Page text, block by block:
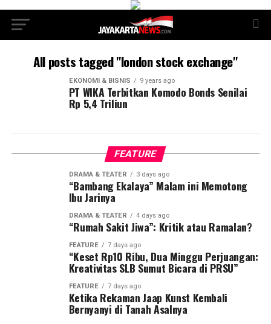
All posts tagged "london stock exchange"
EKONOMI & BISNIS 9 years ago
PT WIKA Terbitkan Komodo Bonds Senilai
Rp 5,4 Triliun
FEATURE
DRAMA & TEATER 3 days ago
“Bambang Ekalaya” Malam ini Memotong
Ibu Jarinya
DRAMA & TEATER 4 days ago
“Rumah Sakit Jiwa”: Kritik atau Ramalan?
FEATURE 7 days ago
“Keset Rp10 Ribu, Dua Minggu Perjuangan:
Kreativitas SLB Sumut Bicara di PRSU”
FEATURE 7 days ago
Ketika Rekaman Jaap Kunst Kembali
Bernyanyi di Tanah Asalnya